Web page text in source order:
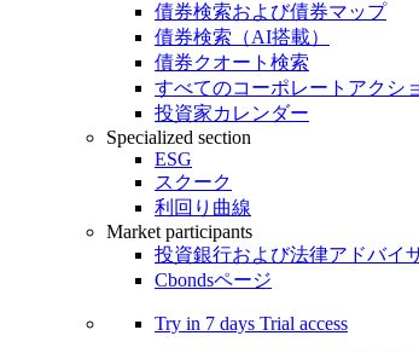
債券検索および債券マップ
債券検索（AI搭載）
債券クオート検索
すべてのコーポレートアクシ
投資家カレンダー
Specialized section
ESG
スクーク
利回り曲線
Market participants
投資銀行および法律アドバイ
Cbondsページ
Try in 7 days Trial access